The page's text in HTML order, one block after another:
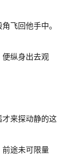
飞回他手中。
纵身出去观
来探动静的这
途未可限量